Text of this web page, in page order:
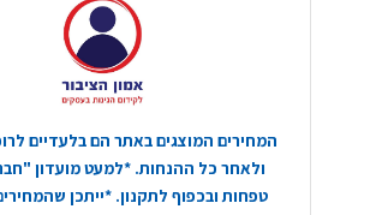
המחירים המוצגים באתר הם בלעדיים
ולאחר כל ההנחות. *למעט מועדון
טפחות ובכפוף לתקנון. *ייתכן